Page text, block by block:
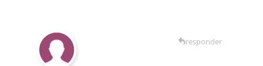
responder